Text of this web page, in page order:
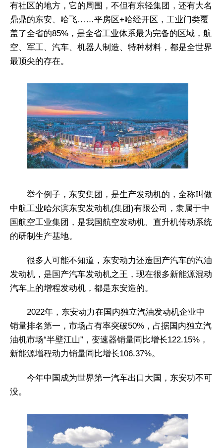
有社区的地方，它的周围，不但有东轻集团，还有大名
鼎鼎的东安、哈飞……平房区+哈经开区，工业门类覆
盖了全省的85%，是全省工业体系最为完备的区域，航
空、军工、汽车、机器人制造、特种材料，都是全世界
最顶尖的存在。
举个例子，东安集团，是生产发动机的，全称叫做
中航工业哈尔滨东安发动机(集团)有限公司，隶属于中
国航空工业集团，是我国航空发动机、直升机传动系统
的研制生产基地。
很多人可能不知道，东安动力还造国产汽车的汽油
发动机，是国产汽车发动机之王，现在很多新能源混动
汽车上的增程发动机，都是东安造的。
2022年，东安动力在国内独立汽油发动机企业中
销量排名第一，市场占有率突破50%，占据国内独立汽
油机市场“半壁江山”，变速器销量同比增长122.15%，
新能源增程动力销量同比增长106.37%。
今年中国成为世界第一汽车出口大国，东安功不可
没。